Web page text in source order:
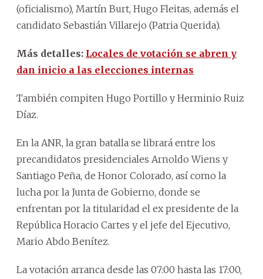
(oficialismo), Martín Burt, Hugo Fleitas, además el
candidato Sebastián Villarejo (Patria Querida).
Más detalles: Locales de votación se abren y
dan inicio a las elecciones internas
También compiten Hugo Portillo y Herminio Ruiz
Díaz.
En la ANR, la gran batalla se librará entre los
precandidatos presidenciales Arnoldo Wiens y
Santiago Peña, de Honor Colorado, así como la
lucha por la Junta de Gobierno, donde se
enfrentan por la titularidad el ex presidente de la
República Horacio Cartes y el jefe del Ejecutivo,
Mario Abdo Benítez.
La votación arranca desde las 07:00 hasta las 17:00,